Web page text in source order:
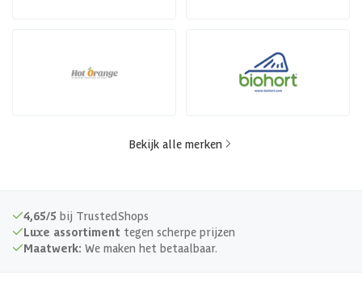
Bekijk alle merken
4,65/5 bij TrustedShops
Luxe assortiment tegen scherpe prijzen
Maatwerk: We maken het betaalbaar.